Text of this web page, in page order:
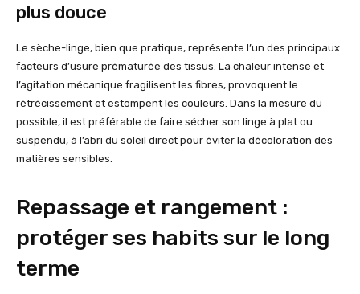
plus douce
Le sèche-linge, bien que pratique, représente l’un des principaux
facteurs d’usure prématurée des tissus. La chaleur intense et
l’agitation mécanique fragilisent les fibres, provoquent le
rétrécissement et estompent les couleurs. Dans la mesure du
possible, il est préférable de faire sécher son linge à plat ou
suspendu, à l’abri du soleil direct pour éviter la décoloration des
matières sensibles.
Repassage et rangement :
protéger ses habits sur le long
terme